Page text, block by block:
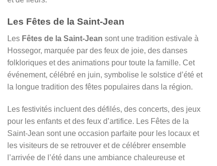
Les Fêtes de la Saint-Jean
Les Fêtes de la Saint-Jean sont une tradition estivale à
Hossegor, marquée par des feux de joie, des danses
folkloriques et des animations pour toute la famille. Cet
événement, célébré en juin, symbolise le solstice d’été et
la longue tradition des fêtes populaires dans la région.
Les festivités incluent des défilés, des concerts, des jeux
pour les enfants et des feux d’artifice. Les Fêtes de la
Saint-Jean sont une occasion parfaite pour les locaux et
les visiteurs de se retrouver et de célébrer ensemble
l’arrivée de l’été dans une ambiance chaleureuse et